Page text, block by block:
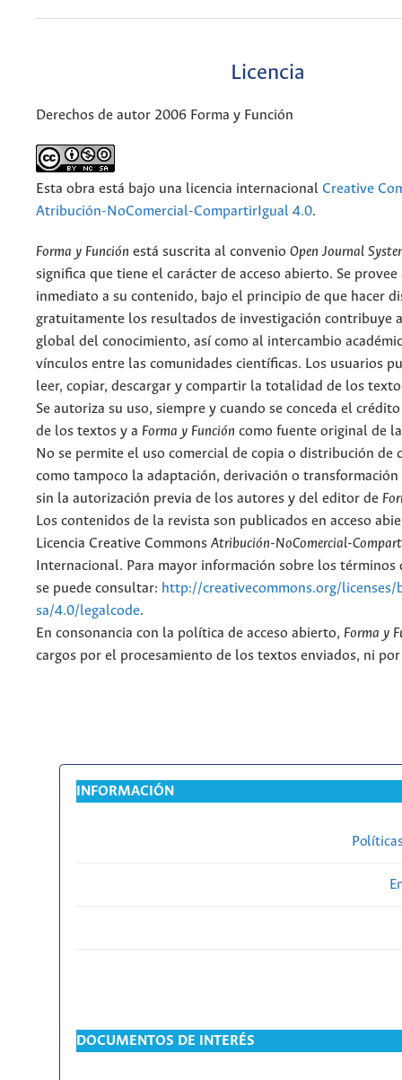
Licencia
Derechos de autor 2006 Forma y Función
Esta obra está bajo una licencia internacional Creative
Atribución-NoComercial-CompartirIgual 4.0.
Forma y Función está suscrita al convenio Open Journal
significa que tiene el carácter de acceso abierto. Se provee
inmediato a su contenido, bajo el principio de que hacer
gratuitamente los resultados de investigación contribuye
global del conocimiento, así como al intercambio
vínculos entre las comunidades científicas. Los usuarios
leer, copiar, descargar y compartir la totalidad de los
Se autoriza su uso, siempre y cuando se conceda el
de los textos y a Forma y Función como fuente original de
No se permite el uso comercial de copia o distribución de
como tampoco la adaptación, derivación o transformación
sin la autorización previa de los autores y del editor de
Los contenidos de la revista son publicados en acceso
Licencia Creative Commons Atribución-NoComercial-
Internacional. Para mayor información sobre los términos
se puede consultar: http://creativecommons.org/licenses/
sa/4.0/legalcode.
En consonancia con la política de acceso abierto, Forma y
cargos por el procesamiento de los textos enviados, ni
INFORMACIÓN
DOCUMENTOS DE INTERÉS